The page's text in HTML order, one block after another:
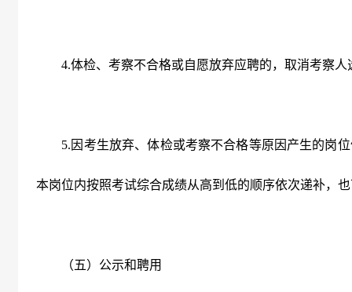
4.体检、考察不合格或自愿放弃应聘的，取消考察人
5. 因考生放弃、体检或考察不合格等原因产生的岗
本岗位内按照考试综合成绩从高到低的顺序依次递补，
（五）公示和聘用